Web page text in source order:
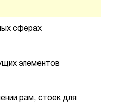
сферах
элементов
рам, стоек для